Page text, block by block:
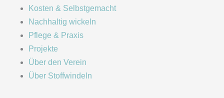
Kosten & Selbstgemacht
Nachhaltig wickeln
Pflege & Praxis
Projekte
Über den Verein
Über Stoffwindeln